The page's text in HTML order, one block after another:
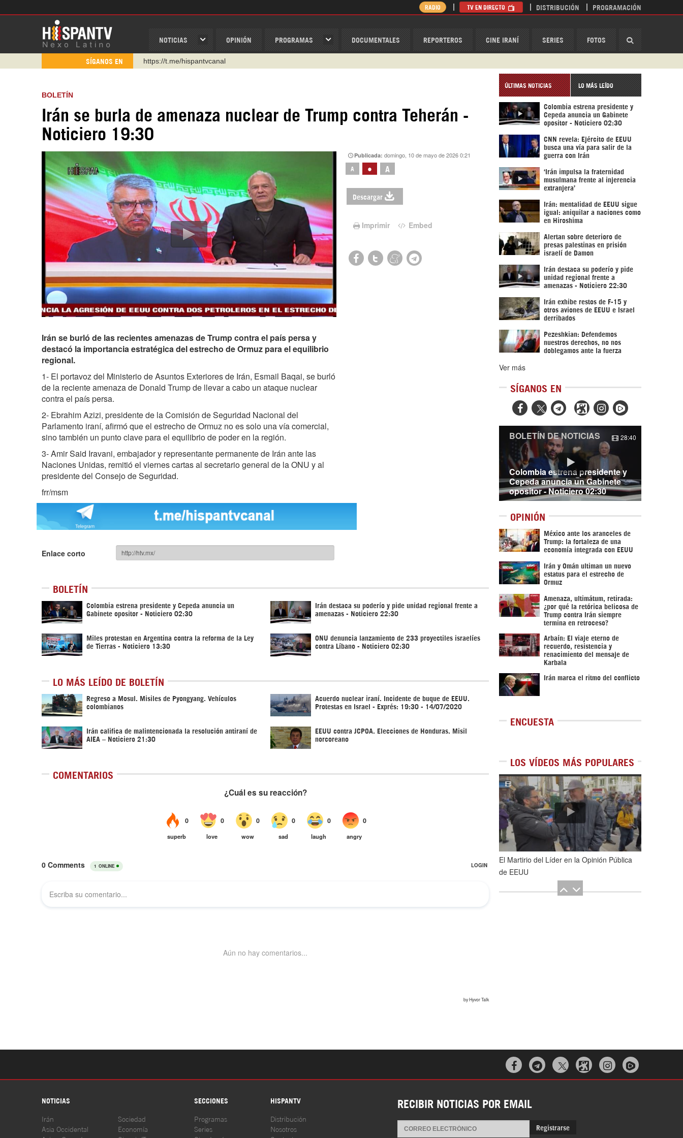
NOTICIAS OPINIÓN PROGRAMAS DOCUMENTALES REPORTEROS CINE IRANÍ SERIES FOTOS
RADIO TV EN DIRECTO DISTRIBUCIÓN PROGRAMACIÓN
SÍGANOS EN
https://t.me/hispantvcanal
https://www.facebook.com/Nexolatino.Canal
https://www.youtube.com/@nexo_latino
http://twitter.com/nexo_latino
BOLETÍN
Irán se burla de amenaza nuclear de Trump contra Teherán -
Noticiero 19:30
Publicada:domingo, 10 de mayo de 2026 0:21
A • A
Descargar
Imprimir Embed
Irán se burló de las recientes amenazas de Trump contra el país persa y
destacó la importancia estratégica del estrecho de Ormuz para el equilibrio
regional.
1- El portavoz del Ministerio de Asuntos Exteriores de Irán, Esmail Baqai, se burló
de la reciente amenaza de Donald Trump de llevar a cabo un ataque nuclear
contra el país persa.
2- Ebrahim Azizi, presidente de la Comisión de Seguridad Nacional del
Parlamento iraní, afirmó que el estrecho de Ormuz no es solo una vía comercial,
sino también un punto clave para el equilibrio de poder en la región.
3- Amir Said Iravani, embajador y representante permanente de Irán ante las
Naciones Unidas, remitió el viernes cartas al secretario general de la ONU y al
presidente del Consejo de Seguridad.
frr/msm
Enlace corto
BOLETÍN
Colombia estrena presidente y Cepeda anuncia un
Gabinete opositor - Noticiero 02:30
Irán destaca su poderío y pide unidad regional frente a
amenazas - Noticiero 22:30
Miles protestan en Argentina contra la reforma de la Ley
de Tierras - Noticiero 13:30
ONU denuncia lanzamiento de 233 proyectiles israelíes
contra Líbano - Noticiero 02:30
LO MÁS LEÍDO DE BOLETÍN
Regreso a Mosul. Misiles de Pyongyang. Vehículos
colombianos
Acuerdo nuclear iraní. Incidente de buque de EEUU.
Protestas en Israel - Exprés: 19:30 - 14/07/2020
Irán califica de malintencionada la resolución antiraní de
AIEA – Noticiero 21:30
EEUU contra JCPOA. Elecciones de Honduras. Misil
norcoreano
COMENTARIOS
ÚLTIMAS NOTICIAS LO MÁS LEÍDO
Colombia estrena presidente y
Cepeda anuncia un Gabinete
opositor - Noticiero 02:30
CNN revela: Ejército de EEUU
busca una vía para salir de la
guerra con Irán
‘Irán impulsa la fraternidad
musulmana frente al injerencia
extranjera’
Irán: mentalidad de EEUU sigue
igual: aniquilar a naciones como
en Hiroshima
Alertan sobre deterioro de
presas palestinas en prisión
israelí de Damon
Irán destaca su poderío y pide
unidad regional frente a
amenazas - Noticiero 22:30
Irán exhibe restos de F-15 y
otros aviones de EEUU e Israel
derribados
Pezeshkian: Defendemos
nuestros derechos, no nos
doblegamos ante la fuerza
Ver más
SÍGANOS EN
  
Colombia estrena presidente y
Cepeda anuncia un Gabinete
opositor - Noticiero 02:30
BOLETÍN DE NOTICIAS 28:40
OPINIÓN
México ante los aranceles de
Trump: la fortaleza de una
economía integrada con EEUU
Irán y Omán ultiman un nuevo
estatus para el estrecho de
Ormuz
Amenaza, ultimátum, retirada:
¿por qué la retórica belicosa de
Trump contra Irán siempre
termina en retroceso?
Arbaín: El viaje eterno de
recuerdo, resistencia y
renacimiento del mensaje de
Karbala
Irán marca el ritmo del conflicto
ENCUESTA
LOS VÍDEOS MÁS POPULARES
1de5
El Martirio del Líder en la Opinión Pública
de EEUU
CGRI de Irán asesta duros golpes a EEUU
con ataque simultáneo en Asia Occidental |
Detrás de la Razón
  
NOTICIAS SECCIONES HISPANTV
Irán
Asia Occidental
Sociedad
Economía
Programas
Series
Distribución
Nosotros
RECIBIR NOTICIAS POR EMAIL
Registrarse